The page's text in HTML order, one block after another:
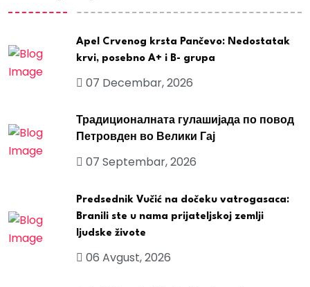
Apel Crvenog krsta Pančevo: Nedostatak
krvi, posebno A+ i B- grupa
07 Decembar, 2026
Традиционалната гулашијада по повод
Петровден во Велики Гај
07 Septembar, 2026
Predsednik Vučić na dočeku vatrogasaca:
Branili ste u nama prijateljskoj zemlji
ljudske živote
06 Avgust, 2026